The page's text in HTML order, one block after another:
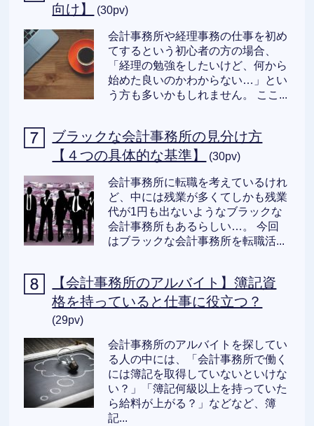
向け】
(30pv)
会計事務所や経理事務の仕事を初め
てするという初心者の方の場合、
「経理の勉強をしたいけど、何から
始めた良いのかわからない…」とい
う方も多いかもしれません。 ここ...
ブラックな会計事務所の見分け方
【４つの具体的な基準】
(30pv)
会計事務所に転職を考えているけれ
ど、中には残業が多くてしかも残業
代が1円も出ないようなブラックな
会計事務所もあるらしい…。 今回
はブラックな会計事務所を転職活...
【会計事務所のアルバイト】簿記資
格を持っていると仕事に役立つ？
(29pv)
会計事務所のアルバイトを探してい
る人の中には、「会計事務所で働く
には簿記を取得していないといけな
い？」「簿記何級以上を持っていた
ら給料が上がる？」などなど、簿
記...